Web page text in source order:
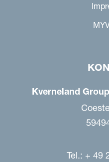
Kverneland
Tel.: + 49